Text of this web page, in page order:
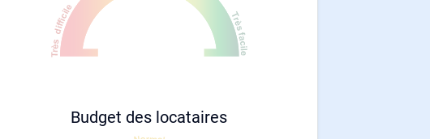
Budget des locataires